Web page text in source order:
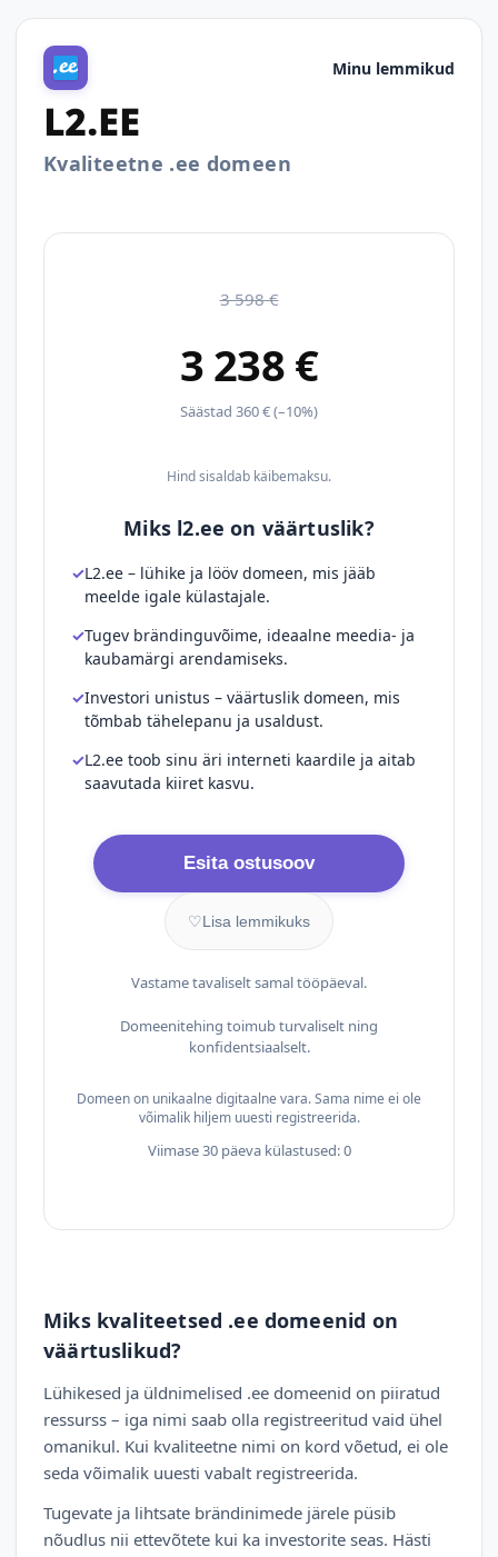
Minu lemmikud
L2.EE
Kvaliteetne .ee domeen
3 598 €
3 238 €
Säästad 360 € (–10%)
Hind sisaldab käibemaksu.
Miks l2.ee on väärtuslik?
L2.ee – lühike ja lööv domeen, mis jääb
meelde igale külastajale.
Tugev brändinguvõime, ideaalne meedia- ja
kaubamärgi arendamiseks.
Investori unistus – väärtuslik domeen, mis
tõmbab tähelepanu ja usaldust.
L2.ee toob sinu äri interneti kaardile ja aitab
saavutada kiiret kasvu.
Esita ostusoov
♡Lisa lemmikuks
Vastame tavaliselt samal tööpäeval.
Domeenitehing toimub turvaliselt ning
konfidentsiaalselt.
Domeen on unikaalne digitaalne vara. Sama nime ei ole
võimalik hiljem uuesti registreerida.
Viimase 30 päeva külastused: 0
Miks kvaliteetsed .ee domeenid on
väärtuslikud?
Lühikesed ja üldnimelised .ee domeenid on piiratud
ressurss – iga nimi saab olla registreeritud vaid ühel
omanikul. Kui kvaliteetne nimi on kord võetud, ei ole
seda võimalik uuesti vabalt registreerida.
Tugevate ja lihtsate brändinimede järele püsib
nõudlus nii ettevõtete kui ka investorite seas. Hästi